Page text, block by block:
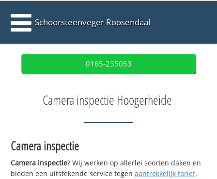
Schoorsteenveger Roosendaal
0165-235053
Camera inspectie Hoogerheide
Camera inspectie
Camera inspectie? Wij werken op allerlei soorten daken en
bieden een uitstekende service tegenaantrekkelijk tarief.